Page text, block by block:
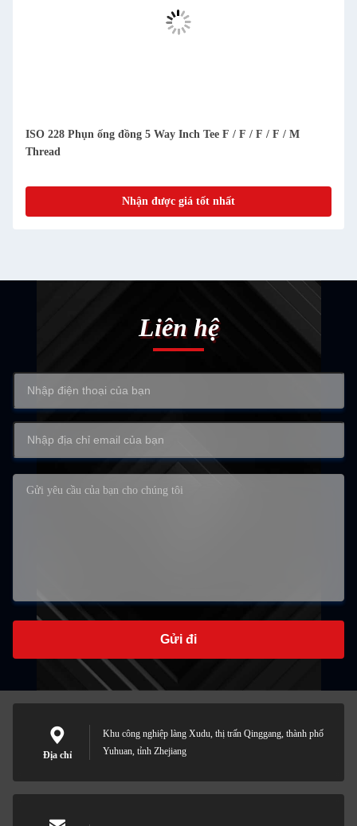
ISO 228 Phụn ống đồng 5 Way Inch Tee F / F / F / F / M
Thread
Nhận được giá tốt nhất
Liên hệ
Gửi đi
Địa chỉ
Khu công nghiệp làng Xudu, thị trấn Qinggang, thành phố
Yuhuan, tỉnh Zhejiang